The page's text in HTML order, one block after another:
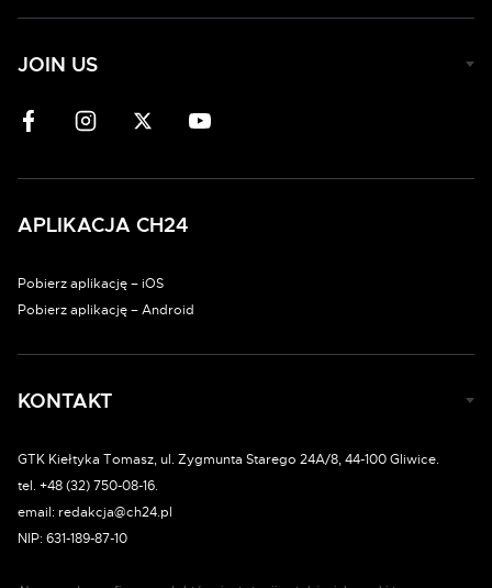
JOIN US
APLIKACJA CH24
Pobierz aplikację – iOS
Pobierz aplikację – Android
KONTAKT
GTK Kiełtyka Tomasz, ul. Zygmunta Starego 24A/8, 44-100 Gliwice.
tel. +48 (32) 750-08-16.
email: redakcja@ch24.pl
NIP: 631-189-87-10